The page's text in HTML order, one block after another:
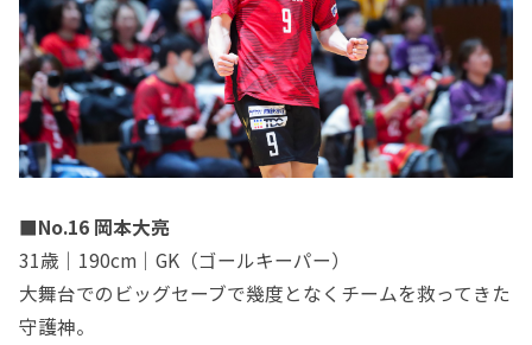
■No.16 岡本大亮
31歳｜190cm｜GK（ゴールキーパー）
大舞台でのビッグセーブで幾度となくチームを救ってきた
守護神。